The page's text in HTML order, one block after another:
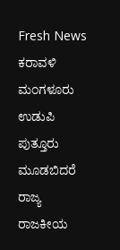
Fresh News
ಕರಾವಳಿ
ಮಂಗಳೂರು
ಉಡುಪಿ
ಪುತ್ತೂರು
ಮೂಡಬಿದರೆ
ರಾಜ್ಯ
ರಾಜಕೀಯ